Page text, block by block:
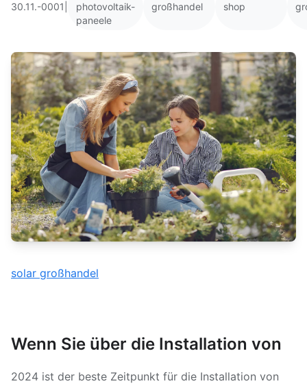
30.11.-0001
photovoltaik-
paneele
großhandel
shop
solar großhandel
Wenn Sie über die Installation von
2024 ist der beste Zeitpunkt für die Installation von